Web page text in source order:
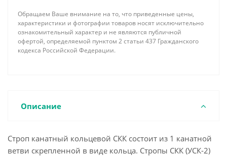
Обращаем Ваше внимание на то, что приведенные цены,
характеристики и фотографии товаров носят исключительно
ознакомительный характер и не являются публичной
офертой, определяемой пунктом 2 статьи 437 Гражданского
кодекса Российской Федерации.
Описание
Строп канатный кольцевой СКК состоит из 1 канатной
ветви скрепленной в виде кольца. Стропы СКК (УСК-2)